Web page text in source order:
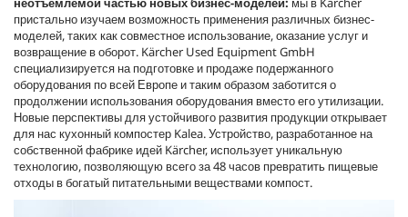
пристально изучаем возможность применения различных бизнес-
моделей, таких как совместное использование, оказание услуг и
возвращение в оборот. Kärcher Used Equipment GmbH
специализируется на подготовке и продаже подержанного
оборудования по всей Европе и таким образом заботится о
продолжении использования оборудования вместо его утилизации.
Новые перспективы для устойчивого развития продукции открывает
для нас кухонный компостер Kalea. Устройство, разработанное на
собственной фабрике идей Kärcher, использует уникальную
технологию, позволяющую всего за 48 часов превратить пищевые
отходы в богатый питательными веществами компост.